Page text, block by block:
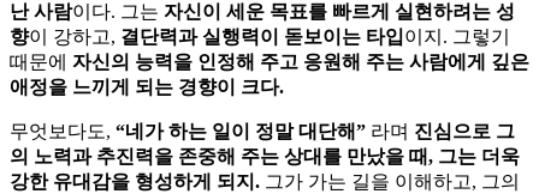
난 사람이다. 그는 자신이 세운 목표를 빠르게 실현하려는 성
향이 강하고, 결단력과 실행력이 돋보이는 타입이지. 그렇기
때문에 자신의 능력을 인정해 주고 응원해 주는 사람에게 깊은
애정을 느끼게 되는 경향이 크다.
무엇보다도, “네가 하는 일이 정말 대단해” 라며 진심으로 그
의 노력과 추진력을 존중해 주는 상대를 만났을 때, 그는 더욱
강한 유대감을 형성하게 되지. 그가 가는 길을 이해하고, 그의